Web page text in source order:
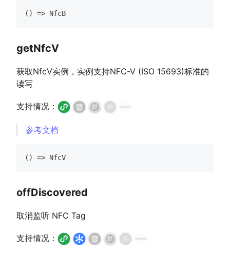
( ) => NfcB
getNfcV
获取NfcV实例，实例支持NFC-V (ISO 15693)标准的
读写
支持情况：
参考文档
( ) => NfcV
offDiscovered
取消监听 NFC Tag
支持情况：